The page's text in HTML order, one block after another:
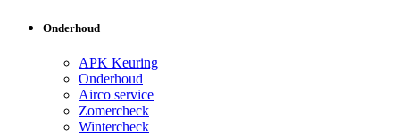
Onderhoud
APK Keuring
Onderhoud
Airco service
Zomercheck
Wintercheck